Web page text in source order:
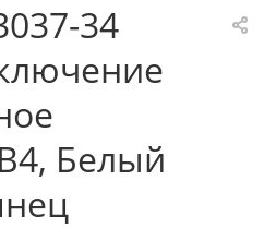
34
Белый